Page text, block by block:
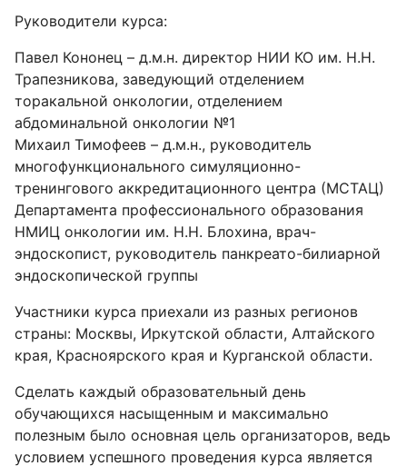
Руководители курса:
Павел Кононец – д.м.н. директор НИИ КО им. Н.Н.
Трапезникова, заведующий отделением
торакальной онкологии, отделением
абдоминальной онкологии №1
Михаил Тимофеев – д.м.н., руководитель
многофункционального симуляционно-
тренингового аккредитационного центра (МСТАЦ)
Департамента профессионального образования
НМИЦ онкологии им. Н.Н. Блохина, врач-
эндоскопист, руководитель панкреато-билиарной
эндоскопической группы
Участники курса приехали из разных регионов
страны: Москвы, Иркутской области, Алтайского
края, Красноярского края и Курганской области.
Сделать каждый образовательный день
обучающихся насыщенным и максимально
полезным было основная цель организаторов, ведь
условием успешного проведения курса является